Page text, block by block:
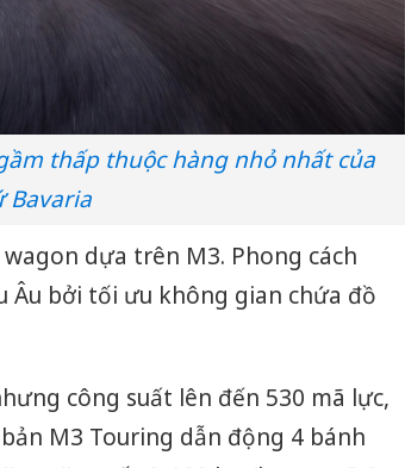
thấp thuộc hàng nhỏ nhất của
Bavaria
dựa trên M3. Phong cách
Âu bởi tối ưu không gian chứa đồ
công suất lên đến 530 mã lực,
M3 Touring dẫn động 4 bánh